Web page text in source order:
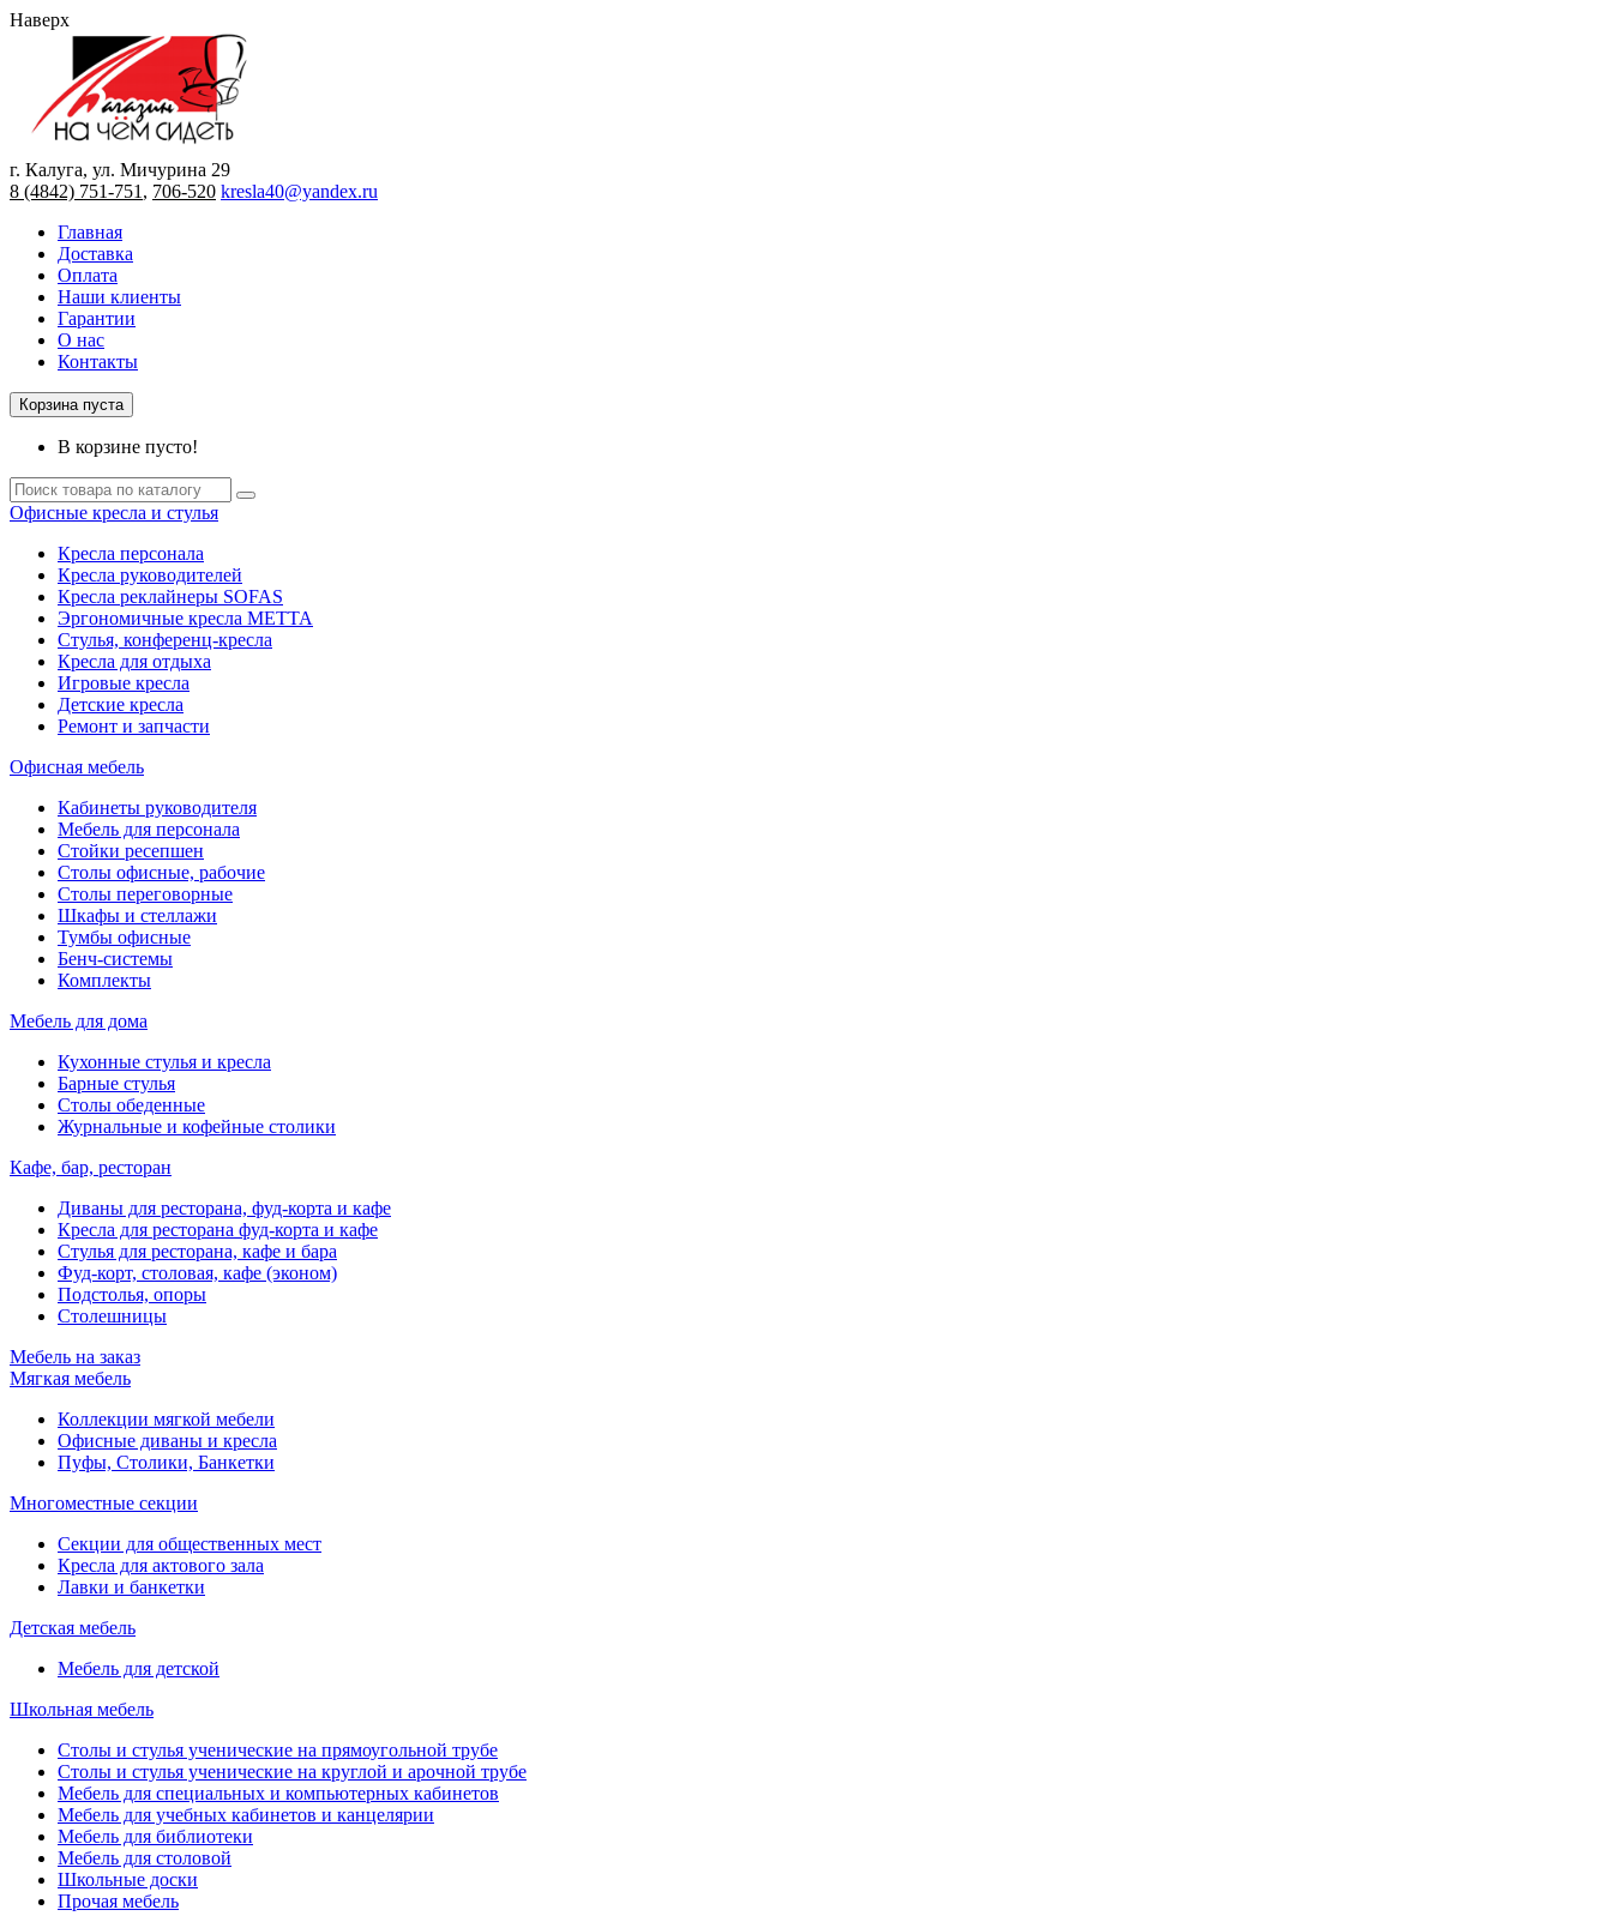
Наверх
г. Калуга, ул. Мичурина 29
8 (4842) 751-751 , 706-520 kresla40@yandex.ru
Главная
Доставка
Оплата
Наши клиенты
Гарантии
О нас
Контакты
Корзина пуста
В корзине пусто!
Офисные кресла и стулья
Кресла персонала
Кресла руководителей
Кресла реклайнеры SOFAS
Эргономичные кресла МЕТТА
Стулья, конференц-кресла
Кресла для отдыха
Игровые кресла
Детские кресла
Ремонт и запчасти
Офисная мебель
Кабинеты руководителя
Мебель для персонала
Стойки ресепшен
Столы офисные, рабочие
Столы переговорные
Шкафы и стеллажи
Тумбы офисные
Бенч-системы
Комплекты
Мебель для дома
Кухонные стулья и кресла
Барные стулья
Столы обеденные
Журнальные и кофейные столики
Кафе, бар, ресторан
Диваны для ресторана, фуд-корта и кафе
Кресла для ресторана фуд-корта и кафе
Стулья для ресторана, кафе и бара
Фуд-корт, столовая, кафе (эконом)
Подстолья, опоры
Столешницы
Мебель на заказ
Мягкая мебель
Коллекции мягкой мебели
Офисные диваны и кресла
Пуфы, Столики, Банкетки
Многоместные секции
Секции для общественных мест
Кресла для актового зала
Лавки и банкетки
Детская мебель
Мебель для детской
Школьная мебель
Столы и стулья ученические на прямоугольной трубе
Столы и стулья ученические на круглой и арочной трубе
Мебель для специальных и компьютерных кабинетов
Мебель для учебных кабинетов и канцелярии
Мебель для библиотеки
Мебель для столовой
Школьные доски
Прочая мебель